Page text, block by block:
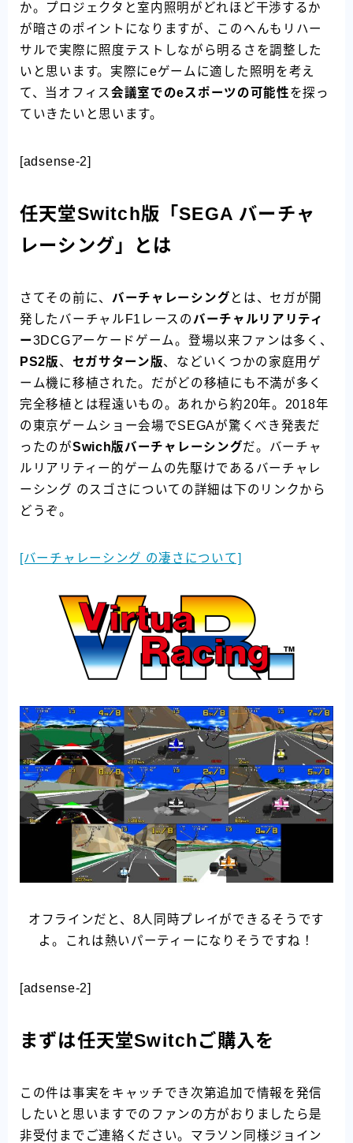
か。プロジェクタと室内照明がどれほど干渉するか
が暗さのポイントになりますが、このへんもリハー
サルで実際に照度テストしながら明るさを調整した
いと思います。実際にeゲームに適した照明を考え
て、当オフィス 会議室でのeスポーツの可能性を探っ
ていきたいと思います。
[adsense-2]
任天堂Switch版「SEGA バーチャ
レーシング」とは
さてその前に、 バーチャレーシング とは、セガが開
発したバーチャルF1レースの バーチャルリアリティ
ー3DCGアーケードゲーム。登場以来ファンは多く、
PS2版、 セガサターン版、などいくつかの家庭用ゲ
ーム機に移植された。だがどの移植にも不満が多く
完全移植とは程遠いもの。あれから約20年。2018年
の東京ゲームショー会場でSEGAが驚くべき発表だ
ったのがSwich版バーチャレーシングだ。バーチャ
ルリアリティー的ゲームの先駆けであるバーチャレ
ーシング のスゴさについての詳細は下のリンクから
どうぞ。
[バーチャレーシング の凄さについて]
オフラインだと、8人同時プレイができるそうです
よ。これは熱いパーティーになりそうですね！
[adsense-2]
まずは任天堂Switchご購入を
この件は事実をキャッチでき次第追加で情報を発信
したいと思いますでのファンの方がおりましたら是
非受付までご連絡ください。マラソン同様ジョイン